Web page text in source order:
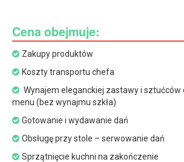
Cena obejmuje:
Zakupy produktów
Koszty transportu chefa
Wynajem eleganckiej zastawy i sztućców
menu (bez wynajmu szkła)
Gotowanie i wydawanie dań
Obsługę przy stole – serwowanie dań
Sprzątnięcie kuchni na zakończenie